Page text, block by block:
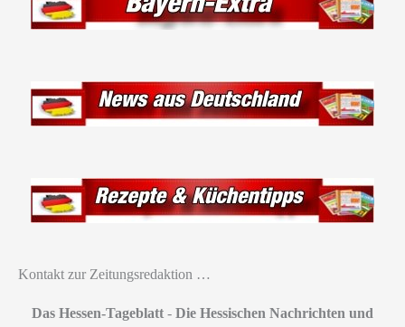
Kontakt zur Zeitungsredaktion …
Das Hessen-Tageblatt - Die Hessischen Nachrichten und